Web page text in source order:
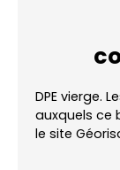
DPE vierge.
auxquels ce
le site